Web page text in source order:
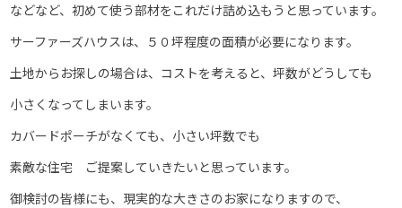
などなど、初めて使う部材をこれだけ詰め込もうと思っています。
サーファーズハウスは、５０坪程度の面積が必要になります。
土地からお探しの場合は、コストを考えると、坪数がどうしても
小さくなってしまいます。
カバードポーチがなくても、小さい坪数でも
素敵な住宅 ご提案していきたいと思っています。
御検討の皆様にも、現実的な大きさのお家になりますので、